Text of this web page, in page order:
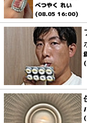
べつやく れい
(08.05 16:00)